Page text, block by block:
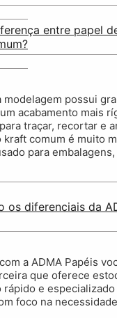
entre papel
modelagem possui
acabamento mais
traçar, recortar e
kraft comum é muito
para
os diferenciais da
a ADMA Papéis
que oferece
rápido e
foco na